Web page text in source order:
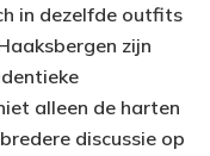
in dezelfde outfits
zijn
alleen de harten
discussie op